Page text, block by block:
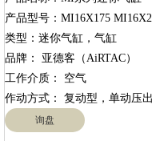
产品型号：MI16X175
类型：迷你气缸，气缸
品牌： 亚德客（AiRTAC）
工作介质： 空气
询盘